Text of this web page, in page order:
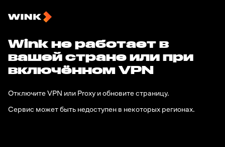
Wink не работает в
вашей стране или при
включённом VPN
Отключите VPN или Proxy и обновите страницу.
Сервис может быть недоступен в некоторых регионах.